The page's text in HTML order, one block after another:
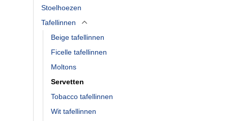
Stoelhoezen
Tafellinnen
Beige tafellinnen
Ficelle tafellinnen
Moltons
Servetten
Tobacco tafellinnen
Wit tafellinnen